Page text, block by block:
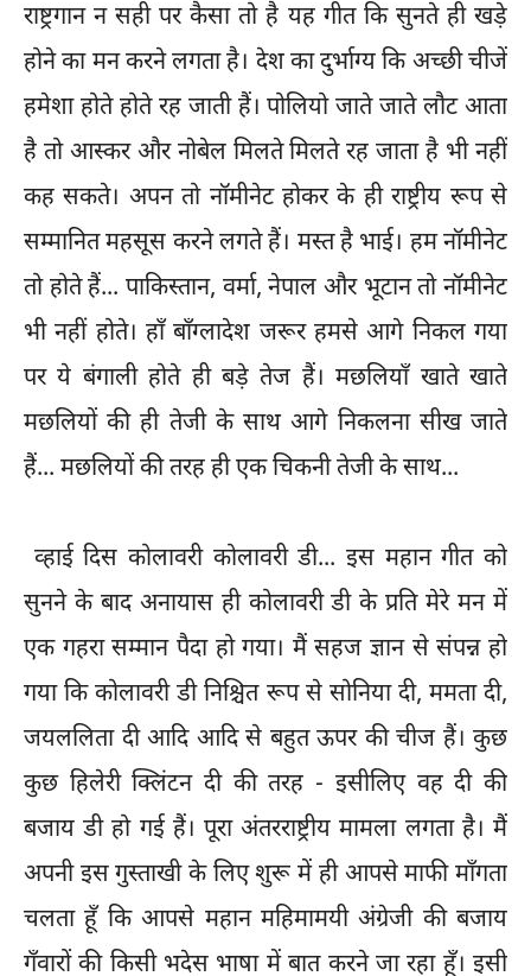
राष्ट्रगान न सही पर कैसा तो है यह गीत कि सुनते ही खड़े
होने का मन करने लगता है। देश का दुर्भाग्य कि अच्छी चीजें
हमेशा होते होते रह जाती हैं। पोलियो जाते जाते लौट आता
है तो आस्कर और नोबेल मिलते मिलते रह जाता है भी नहीं
कह सकते। अपन तो नॉमीनेट होकर के ही राष्ट्रीय रूप से
सम्मानित महसूस करने लगते हैं। मस्त है भाई। हम नॉमीनेट
तो होते हैं... पाकिस्तान, वर्मा, नेपाल और भूटान तो नॉमीनेट
भी नहीं होते। हाँ बाँग्लादेश जरूर हमसे आगे निकल गया
पर ये बंगाली होते ही बड़े तेज हैं। मछलियाँ खाते खाते
मछलियों की ही तेजी के साथ आगे निकलना सीख जाते
हैं... मछलियों की तरह ही एक चिकनी तेजी के साथ...
व्हाई दिस कोलावरी कोलावरी डी... इस महान गीत को
सुनने के बाद अनायास ही कोलावरी डी के प्रति मेरे मन में
एक गहरा सम्मान पैदा हो गया। मैं सहज ज्ञान से संपन्न हो
गया कि कोलावरी डी निश्चित रूप से सोनिया दी, ममता दी,
जयललिता दी आदि आदि से बहुत ऊपर की चीज हैं। कुछ
कुछ हिलेरी क्लिंटन दी की तरह - इसीलिए वह दी की
बजाय डी हो गई हैं। पूरा अंतरराष्ट्रीय मामला लगता है। मैं
अपनी इस गुस्ताखी के लिए शुरू में ही आपसे माफी माँगता
चलता हूँ कि आपसे महान महिमामयी अंग्रेजी की बजाय
गँवारों की किसी भदेस भाषा में बात करने जा रहा हूँ। इसी